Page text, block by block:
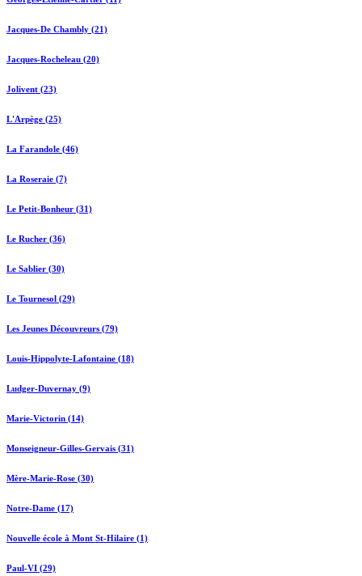
Jacques-De Chambly (21)
Jacques-Rocheleau (20)
Jolivent (23)
L'Arpège (25)
La Farandole (46)
La Roseraie (7)
Le Petit-Bonheur (31)
Le Rucher (36)
Le Sablier (30)
Le Tournesol (29)
Les Jeunes Découvreurs (79)
Louis-Hippolyte-Lafontaine (18)
Ludger-Duvernay (9)
Marie-Victorin (14)
Monseigneur-Gilles-Gervais (31)
Mère-Marie-Rose (30)
Notre-Dame (17)
Nouvelle école à Mont St-Hilaire (1)
Paul-VI (29)